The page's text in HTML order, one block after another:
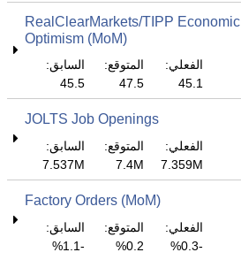
RealClearMarkets/TIPP Economic
Optimism (MoM)
الفعلي:
45.1
المتوقع:
47.5
السابق:
45.5
JOLTS Job Openings
الفعلي:
7.359M
المتوقع:
7.4M
السابق:
7.537M
Factory Orders (MoM)
الفعلي:
-0.3%
المتوقع:
0.2%
السابق:
-1.1%